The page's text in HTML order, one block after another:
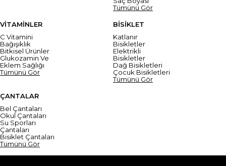
Tümünü Gör
VİTAMİNLER
C Vitamini
Bağışıklık
Bitkisel Ürünler
Glukozamin Ve
Eklem Sağlığı
Tümünü Gör
BİSİKLET
Katlanır
Bisikletler
Elektrikli
Bisikletler
Dağ Bisikletleri
Çocuk Bisikletleri
Tümünü Gör
ÇANTALAR
Bel Çantaları
Okul Çantaları
Su Sporları
Çantaları
Bisiklet Çantaları
Tümünü Gör